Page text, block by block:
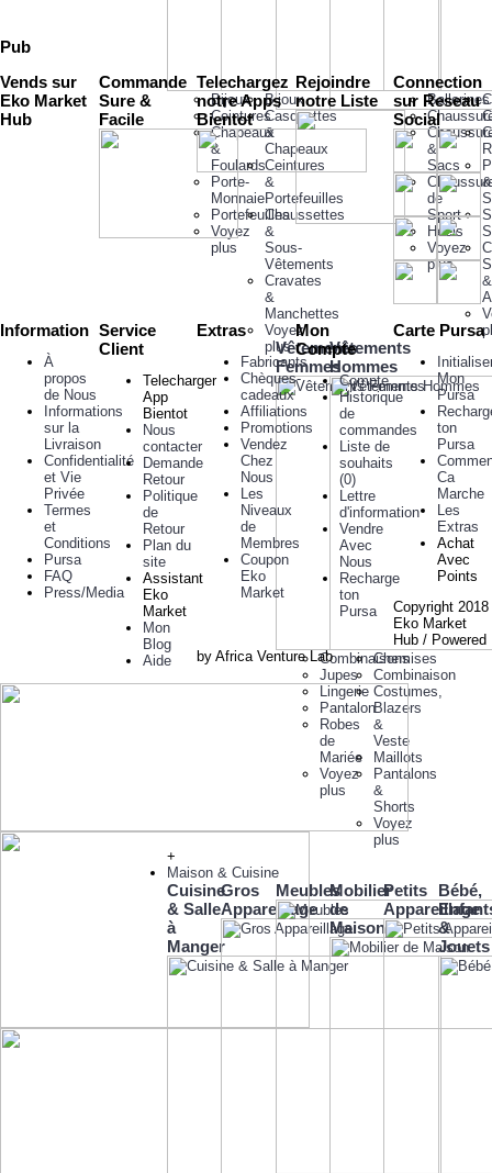
Bijoux
Ceintures
Chapeaux
&
Foulards
Porte-
Monnaie
Portefeuilles
Voyez
plus
Bijoux
Casquettes
&
Chapeaux
Ceintures
&
Portefeuilles
Chaussettes
&
Sous-
Vêtements
Cravates
&
Manchettes
Voyez
plus
Ballerines
&
Sacs
de
Sport
Heels
Voyez
plus
&
&
Vêtements
Femmes
Combinaisons
Jupes
Lingerie
Pantalon
Robes
de
Mariée
Voyez
plus
Vêtements
Hommes
Chemises
Combinaison
Costumes,
Blazers
&
Veste
Maillots
Pantalons
&
Shorts
Voyez
plus
+
Maison & Cuisine
Cuisine
& Salle
à
Manger
Gros
Appareillage
MeublesMobilier
de
Maison
Petits
Appareillage
Bébé,
&
Jouets
Pub
Vends sur
Eko Market
Hub
Commande
Sure &
Facile
Telechargez
notre Apps
Bientot
Rejoindre
notre Liste
Connection
sur Reseau
Social
Information
À
propos
de Nous
Informations
sur la
Livraison
Confidentialité
et Vie
Privée
Termes
et
Conditions
Pursa
FAQ
Press/Media
Service
Client
Telecharger
App
Bientot
Nous
contacter
Demande
Retour
Politique
de
Retour
Plan du
site
Assistant
Eko
Market
Mon
Blog
Aide
Extras
Fabricants
Chèques-
cadeaux
Affiliations
Promotions
Vendez
Chez
Nous
Les
Niveaux
de
Membres
Coupon
Eko
Market
Mon
Compte
Compte
Historique
de
commandes
Liste de
souhaits
(0)
Lettre
d'information
Vendre
Avec
Nous
Recharge
ton
Pursa
Carte Pursa
Mon
Pursa
ton
Pursa
Ca
Marche
Les
Extras
Achat
Avec
Points
Copyright 2018
Eko Market
Hub / Powered
by Africa Venture Lab